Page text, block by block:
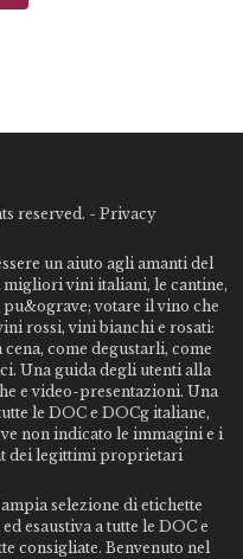
reserved. - Privacy
un aiuto agli amanti del
vini italiani, le cantine,
votare il vino che
rossi, vini bianchi e rosati:
come degustarli, come
Una guida degli utenti alla
e video-presentazioni. Una
le DOC e DOCg italiane,
non indicato le immagini e i
dei legittimi proprietari
selezione di etichette
esaustiva a tutte le DOC e
consigliate. Benvenuto nel